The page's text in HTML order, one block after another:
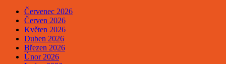
Červenec 2026
Červen 2026
Květen 2026
Duben 2026
Březen 2026
Únor 2026